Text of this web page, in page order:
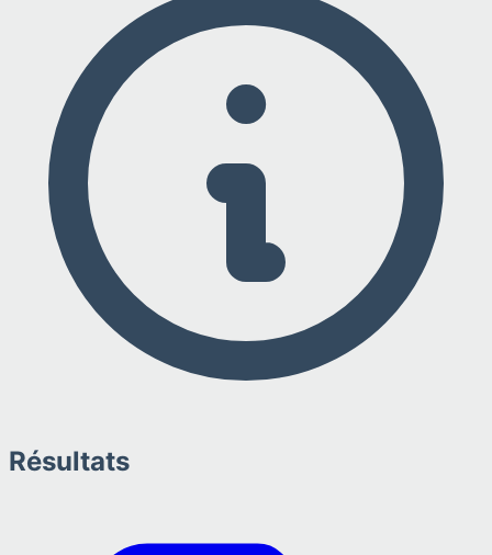
Résultats